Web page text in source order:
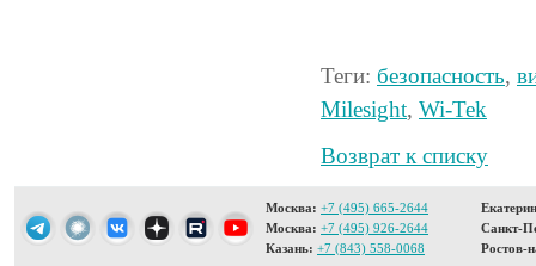
Теги: безопасность,
Milesight, Wi-Tek
Возврат к списку
Москва: +7 (495) 665-2644
Москва: +7 (495) 926-2644
Казань: +7 (843) 558-0068
Санкт-
Ростов-